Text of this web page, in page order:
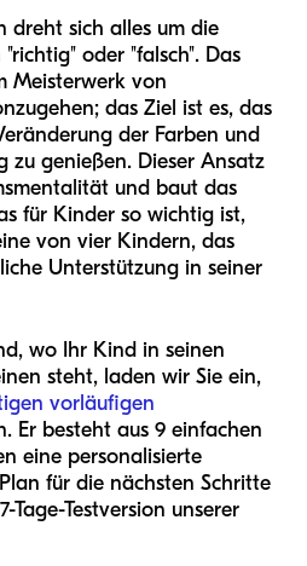
dreht sich alles um die
oder "falsch". Das
Meisterwerk von
das Ziel ist es, das
der Farben und
zu genießen. Dieser Ansatz
und baut das
für Kinder so wichtig ist,
von vier Kindern, das
Unterstützung in seiner
wo Ihr Kind in seinen
steht, laden wir Sie ein,
vorläufigen
Er besteht aus 9 einfachen
eine personalisierte
für die nächsten Schritte
Tage-Testversion unserer